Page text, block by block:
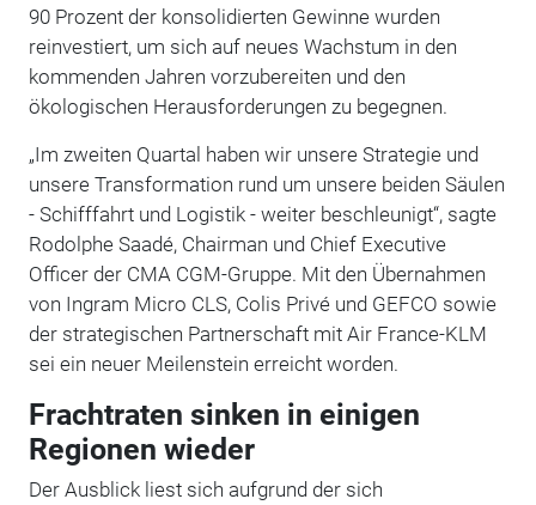
90 Prozent der konsolidierten Gewinne wurden
reinvestiert, um sich auf neues Wachstum in den
kommenden Jahren vorzubereiten und den
ökologischen Herausforderungen zu begegnen.
„Im zweiten Quartal haben wir unsere Strategie und
unsere Transformation rund um unsere beiden Säulen
- Schifffahrt und Logistik - weiter beschleunigt“, sagte
Rodolphe Saadé, Chairman und Chief Executive
Officer der CMA CGM-Gruppe. Mit den Übernahmen
von Ingram Micro CLS, Colis Privé und GEFCO sowie
der strategischen Partnerschaft mit Air France-KLM
sei ein neuer Meilenstein erreicht worden.
Frachtraten sinken in einigen
Regionen wieder
Der Ausblick liest sich aufgrund der sich